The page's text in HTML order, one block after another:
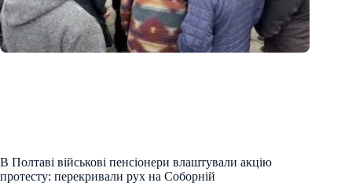
В Полтаві військові пенсіонери влаштували акцію
протесту: перекривали рух на Соборній